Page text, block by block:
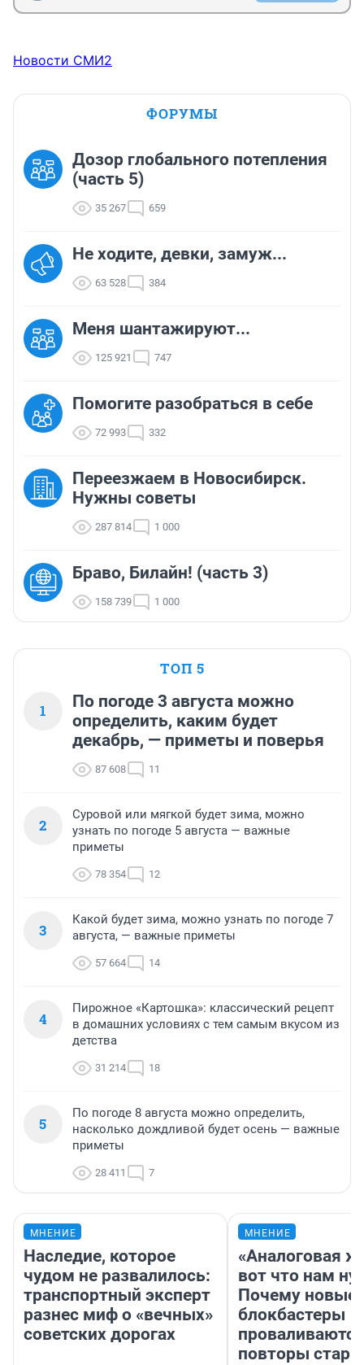
Новости СМИ2
ФОРУМЫ
Дозор глобального потепления
(часть 5)
35 267 659
Не ходите, девки, замуж...
63 528 384
Меня шантажируют...
125 921 747
Помогите разобраться в себе
72 993 332
Переезжаем в Новосибирск.
Нужны советы
287 814 1 000
Браво, Билайн! (часть 3)
158 739 1 000
ТОП 5
1
По погоде 3 августа можно
определить, каким будет
декабрь, — приметы и поверья
87 608 11
2
Суровой или мягкой будет зима, можно
узнать по погоде 5 августа — важные
приметы
78 354 12
3
Какой будет зима, можно узнать по погоде 7
августа, — важные приметы
57 664 14
4
Пирожное «Картошка»: классический рецепт
в домашних условиях с тем самым вкусом из
детства
31 214 18
5
По погоде 8 августа можно определить,
насколько дождливой будет осень — важные
приметы
28 411 7
МНЕНИЕ
Наследие, которое
чудом не развалилось:
транспортный эксперт
разнес миф о «вечных»
советских дорогах
МНЕНИЕ
«Аналоговая
вот что нам
Почему новые
блокбастеры
повторы